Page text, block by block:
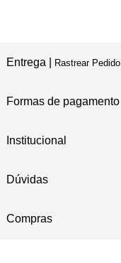
Entrega | Rastrear Pedido
Formas de pagamento
Institucional
Dúvidas
Compras